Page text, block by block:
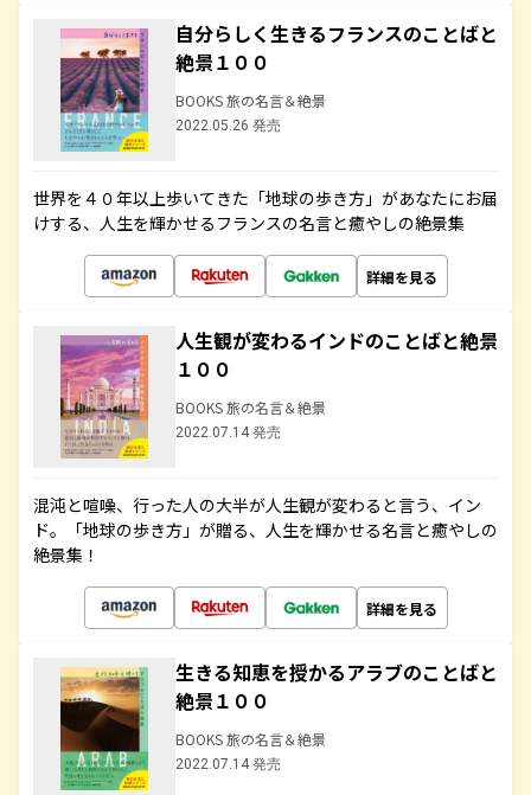
自分らしく生きるフランスのことばと
絶景１００
BOOKS 旅の名言＆絶景
2022.05.26 発売
世界を４０年以上歩いてきた「地球の歩き方」があなたにお届
けする、人生を輝かせるフランスの名言と癒やしの絶景集
詳細を見る
人生観が変わるインドのことばと絶景
１００
BOOKS 旅の名言＆絶景
2022.07.14 発売
混沌と喧噪、行った人の大半が人生観が変わると言う、イン
ド。「地球の歩き方」が贈る、人生を輝かせる名言と癒やしの
絶景集！
詳細を見る
生きる知恵を授かるアラブのことばと
絶景１００
BOOKS 旅の名言＆絶景
2022.07.14 発売